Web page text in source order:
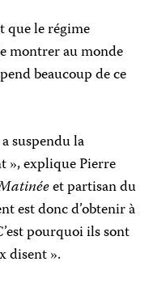
que le régime
montrer au monde
beaucoup de ce
suspendu la
», explique Pierre
et partisan du
est donc d’obtenir à
pourquoi ils sont
disent ».